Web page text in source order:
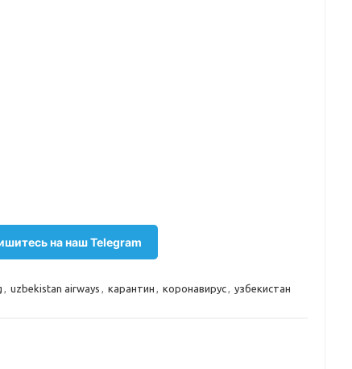
на наш Telegram
, uzbekistan airways , карантин , коронавирус, узбекистан